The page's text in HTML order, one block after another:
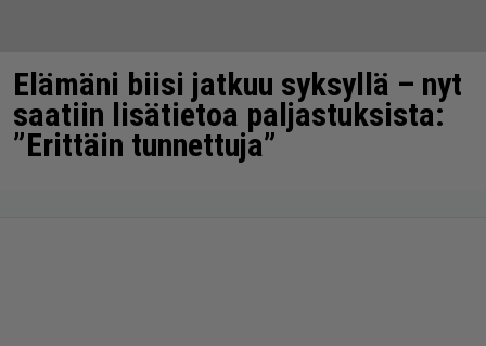
Elämäni biisi jatkuu syksyllä – nyt
saatiin lisätietoa paljastuksista:
”Erittäin tunnettuja”